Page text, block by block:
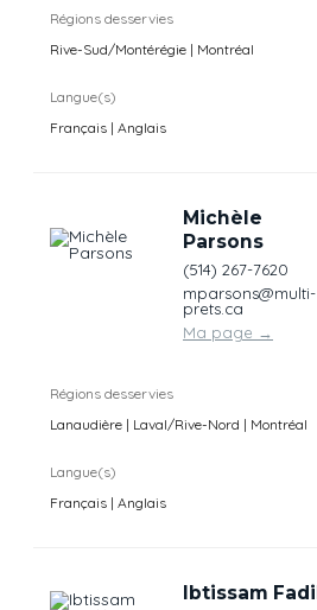
Régions desservies
Rive-Sud/Montérégie | Montréal
Langue(s)
Français | Anglais
Michèle
Parsons
(514) 267-7620
mparsons@multi-
prets.ca
Ma page →
Régions desservies
Lanaudière | Laval/Rive-Nord | Montréal
Langue(s)
Français | Anglais
Ibtissam Fadil